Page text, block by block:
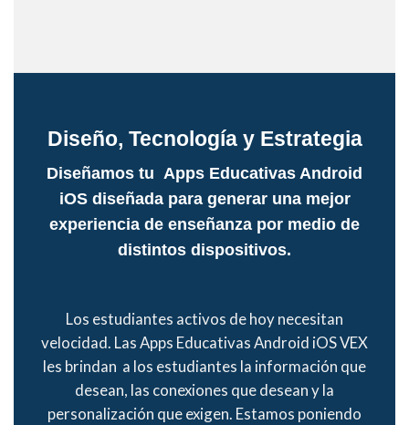
Diseño, Tecnología y Estrategia
Diseñamos tu Apps Educativas Android
iOS diseñada para generar una mejor
experiencia de enseñanza por medio de
distintos dispositivos.
Los estudiantes activos de hoy necesitan
velocidad. Las Apps Educativas Android iOSVEX
les brindan a los estudiantes la información que
desean, las conexiones que desean y la
personalización que exigen. Estamos poniendo